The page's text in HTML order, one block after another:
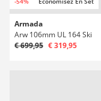
Armada
Arw 106mm UL 164 Ski
€ 699,95 € 319,95